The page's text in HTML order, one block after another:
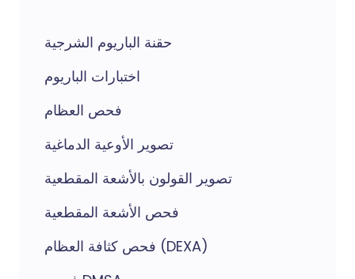
حقنة الباريوم الشرجية
اختبارات الباريوم
فحص العظام
تصوير الأوعية الدماغية
تصوير القولون بالأشعة المقطعية
فحص الأشعة المقطعية
فحص كثافة العظام (DEXA)